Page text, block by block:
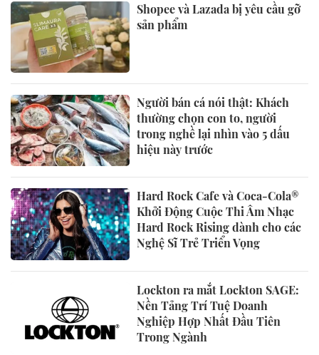
Shopee và Lazada bị yêu cầu gỡ
sản phẩm
Người bán cá nói thật: Khách
thường chọn con to, người
trong nghề lại nhìn vào 5 dấu
hiệu này trước
Hard Rock Cafe và Coca-Cola®
Khởi Động Cuộc Thi Âm Nhạc
Hard Rock Rising dành cho các
Nghệ Sĩ Trẻ Triển Vọng
Lockton ra mắt Lockton SAGE:
Nền Tảng Trí Tuệ Doanh
Nghiệp Hợp Nhất Đầu Tiên
Trong Ngành